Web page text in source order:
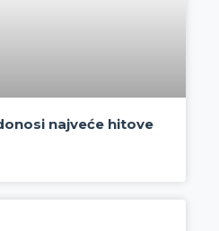
najveće hitove